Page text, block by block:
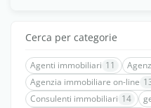
Cerca per categorie
Agenti immobiliari 11
Agenzia immobiliare on-line
Consulenti immobiliari 14